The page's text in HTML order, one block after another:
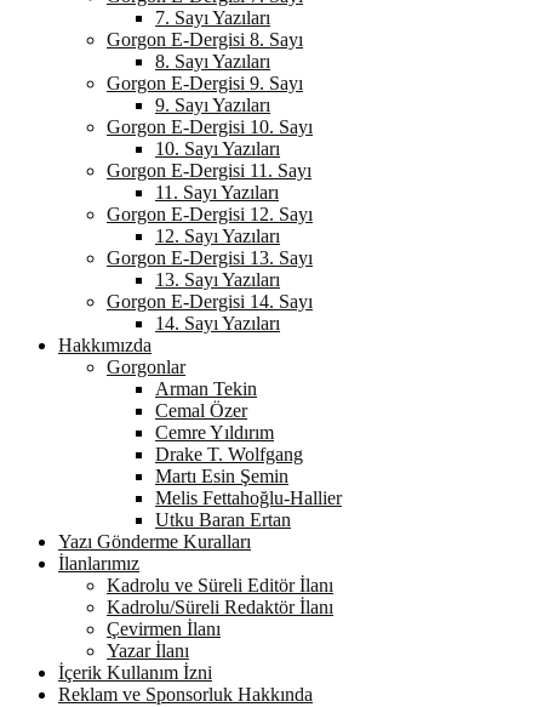
7. Sayı Yazıları
Gorgon E-Dergisi 8. Sayı
8. Sayı Yazıları
Gorgon E-Dergisi 9. Sayı
9. Sayı Yazıları
Gorgon E-Dergisi 10. Sayı
10. Sayı Yazıları
Gorgon E-Dergisi 11. Sayı
11. Sayı Yazıları
Gorgon E-Dergisi 12. Sayı
12. Sayı Yazıları
Gorgon E-Dergisi 13. Sayı
13. Sayı Yazıları
Gorgon E-Dergisi 14. Sayı
14. Sayı Yazıları
Hakkımızda
Gorgonlar
Arman Tekin
Cemal Özer
Cemre Yıldırım
Drake T. Wolfgang
Martı Esin Şemin
Melis Fettahoğlu-Hallier
Utku Baran Ertan
Yazı Gönderme Kuralları
İlanlarımız
Kadrolu ve Süreli Editör İlanı
Kadrolu/Süreli Redaktör İlanı
Çevirmen İlanı
Yazar İlanı
İçerik Kullanım İzni
Reklam ve Sponsorluk Hakkında